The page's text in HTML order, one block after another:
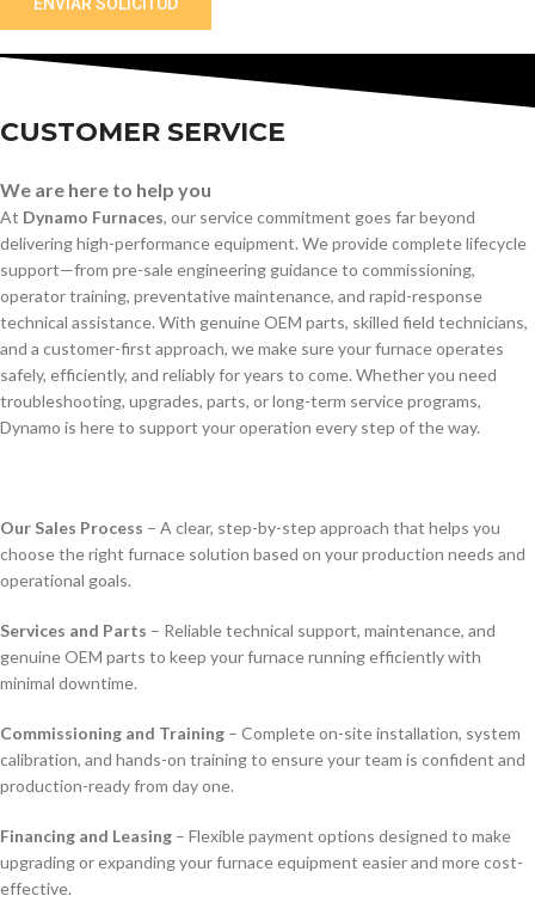
CUSTOMER SERVICE
We are here to help you
At Dynamo Furnaces, our service commitment goes far beyond
delivering high-performance equipment. We provide complete lifecycle
support—from pre-sale engineering guidance to commissioning,
operator training, preventative maintenance, and rapid-response
technical assistance. With genuine OEM parts, skilled field technicians,
and a customer-first approach, we make sure your furnace operates
safely, efficiently, and reliably for years to come. Whether you need
troubleshooting, upgrades, parts, or long-term service programs,
Dynamo is here to support your operation every step of the way.
Our Sales Process – A clear, step-by-step approach that helps you
choose the right furnace solution based on your production needs and
operational goals.
Services and Parts – Reliable technical support, maintenance, and
genuine OEM parts to keep your furnace running efficiently with
minimal downtime.
Commissioning and Training – Complete on-site installation, system
calibration, and hands-on training to ensure your team is confident and
production-ready from day one.
Financing and Leasing – Flexible payment options designed to make
upgrading or expanding your furnace equipment easier and more cost-
effective.